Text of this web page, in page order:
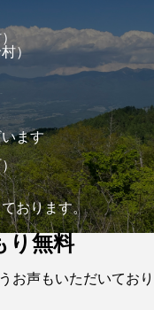
）
ます
おります。
り無料
お声もいただいており